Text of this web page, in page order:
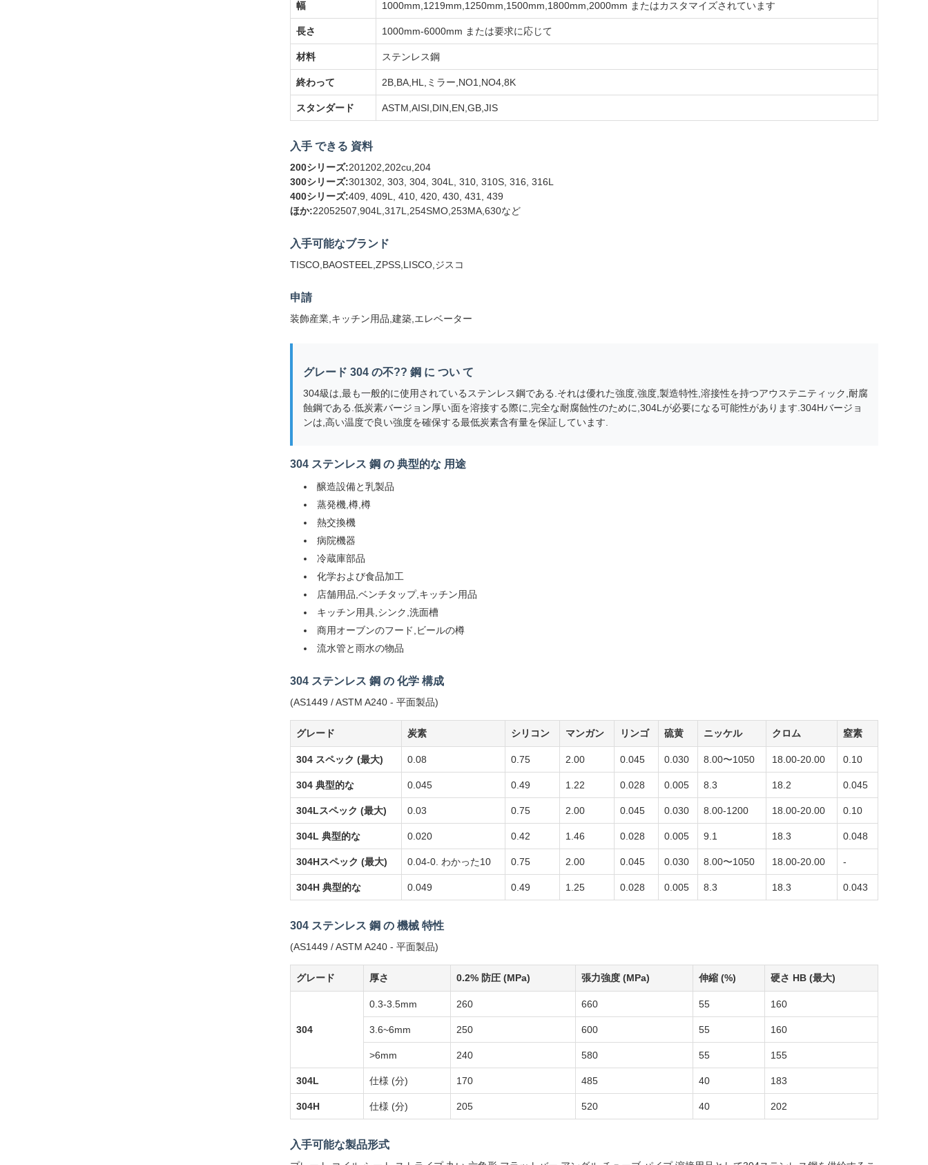
幅 1000mm,1219mm,1250mm,1500mm,1800mm,2000mm またはカスタマイズされています
長さ 1000mm-6000mm または要求に応じて
材料 ステンレス鋼
終わって 2B,BA,HL,ミラー,NO1,NO4,8K
スタンダード ASTM,AISI,DIN,EN,GB,JIS
入手 できる 資料
200シリーズ:201202,202cu,204
300シリーズ:301302, 303, 304, 304L, 310, 310S, 316, 316L
400シリーズ:409, 409L, 410, 420, 430, 431, 439
ほか:22052507,904L,317L,254SMO,253MA,630など
入手可能なブランド
TISCO,BAOSTEEL,ZPSS,LISCO,ジスコ
申請
装飾産業,キッチン用品,建築,エレベーター
グレード 304 の不?? 鋼 に つい て
304級は,最も一般的に使用されているステンレス鋼である.それは優れた強度,強度,製造特性,溶接性を持つアウステニティック,耐腐
蝕鋼である.低炭素バージョン厚い面を溶接する際に,完全な耐腐蝕性のために,304Lが必要になる可能性があります.304Hバージョ
ンは,高い温度で良い強度を確保する最低炭素含有量を保証しています.
304 ステンレス 鋼 の 典型的な 用途
醸造設備と乳製品
蒸発機,樽,樽
熱交換機
病院機器
冷蔵庫部品
化学および食品加工
店舗用品,ベンチタップ,キッチン用品
キッチン用具,シンク,洗面槽
商用オーブンのフード,ビールの樽
流水管と雨水の物品
304 ステンレス 鋼 の 化学 構成
(AS1449 / ASTM A240 - 平面製品)
グレード 炭素 シリコン マンガン リンゴ 硫黄 ニッケル クロム 窒素
304 スペック (最大) 0.08 0.75 2.00 0.045 0.030 8.00〜1050 18.00-20.00 0.10
304 典型的な 0.045 0.49 1.22 0.028 0.005 8.3 18.2 0.045
304Lスペック (最大) 0.03 0.75 2.00 0.045 0.030 8.00-1200 18.00-20.00 0.10
304L 典型的な 0.020 0.42 1.46 0.028 0.005 9.1 18.3 0.048
304Hスペック (最大) 0.04-0. わかった10 0.75 2.00 0.045 0.030 8.00〜1050 18.00-20.00 -
304H 典型的な 0.049 0.49 1.25 0.028 0.005 8.3 18.3 0.043
304 ステンレス 鋼 の 機械 特性
(AS1449 / ASTM A240 - 平面製品)
グレード 厚さ 0.2% 防圧 (MPa) 張力強度 (MPa) 伸縮 (%) 硬さ HB (最大)
304
0.3-3.5mm 260 660 55 160
3.6~6mm 250 600 55 160
>6mm 240 580 55 155
304L 仕様 (分) 170 485 40 183
304H 仕様 (分) 205 520 40 202
入手可能な製品形式